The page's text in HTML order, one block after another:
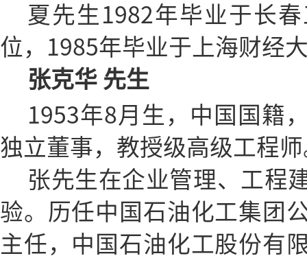
夏先生1982年毕业于长
位，1985年毕业于上海财经
张克华 先生
1953年8月生，中国国籍
独立董事，教授级高级工程
张先生在企业管理、工程
验。历任中国石油化工集团
主任，中国石油化工股份有